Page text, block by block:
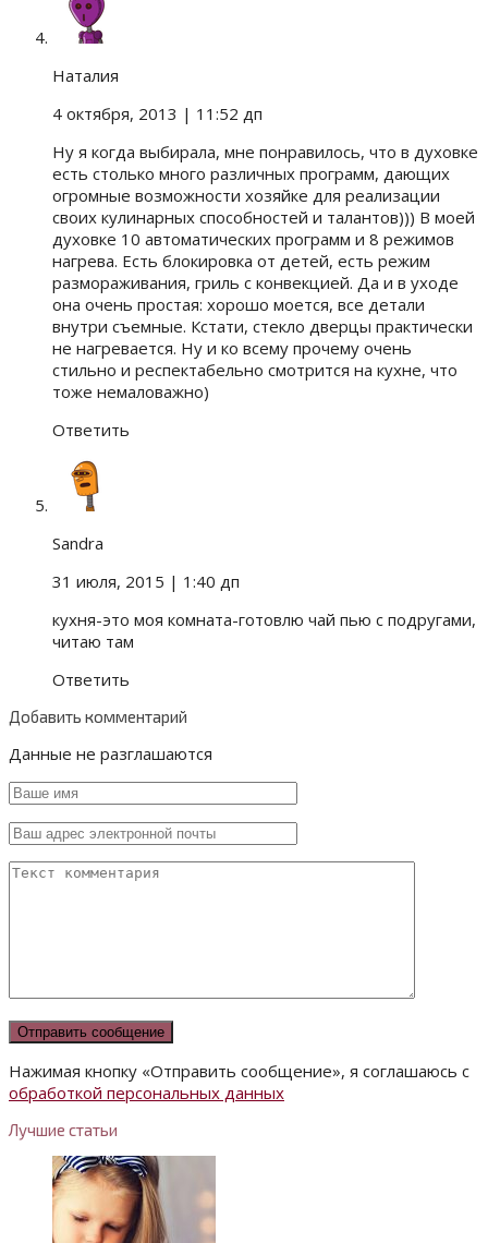
Наталия
4 октября, 2013 | 11:52 дп
Ну я когда выбирала, мне понравилось, что в духовке
есть столько много различных программ, дающих
огромные возможности хозяйке для реализации
своих кулинарных способностей и талантов))) В моей
духовке 10 автоматических программ и 8 режимов
нагрева. Есть блокировка от детей, есть режим
размораживания, гриль с конвекцией. Да и в уходе
она очень простая: хорошо моется, все детали
внутри съемные. Кстати, стекло дверцы практически
не нагревается. Ну и ко всему прочему очень
стильно и респектабельно смотрится на кухне, что
тоже немаловажно)
Ответить
Sandra
31 июля, 2015 | 1:40 дп
кухня-это моя комната-готовлю чай пью с подругами,
читаю там
Ответить
Добавить комментарий
Данные не разглашаются
Нажимая кнопку «Отправить сообщение», я соглашаюсь с
обработкой персональных данных
Лучшие статьи